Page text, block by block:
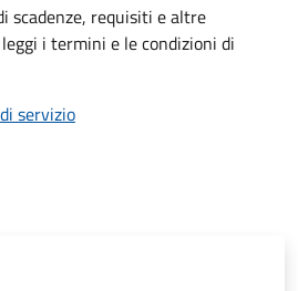
scadenze, requisiti e altre
i termini e le condizioni di
servizio